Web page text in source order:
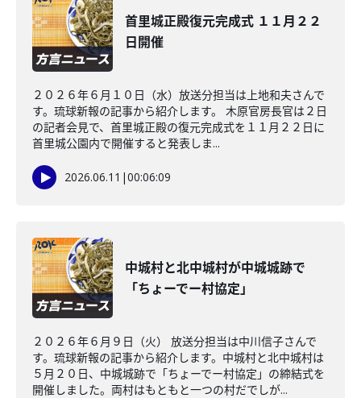
首里城正殿復元完成式 １１月２２
日開催
２０２６年６月１０日（水）放送分担当は上地和夫さんで
す。琉球新報の記事から紹介します。 木原官房長官は２日
の記者会見で、首里城正殿の復元完成式を１１月２２日に
首里城公園内で開催すると発表しま...
2026.06.11 |00:06:09
中城村と北中城村が中城城跡で
「ちょーでー村協定」
２０２６年６月９日（火） 放送分担当は中川信子さんで
す。琉球新報の記事から紹介します。中城村と北中城村は
５月２０日、中城城跡で「ちょーでー村協定」の締結式を
開催しました。両村はもともと一つの村だでしが...